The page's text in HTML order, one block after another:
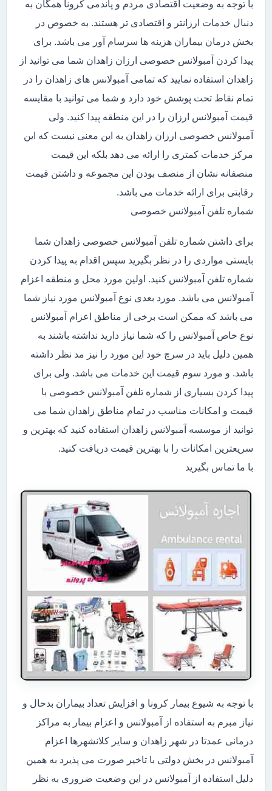
با توجه به وضعیت اقتصادی مردم و پاندمی کرونا همگان به
دنبال خدمات ارزانتر و اقتصادی تر هستند. به خصوص در
بخش درمان بیماران هزینه ها سرسام آور می باشد. برای
پیدا کردن آمبولانس خصوصی ارزان زاهدان شما می توانید از
زاهدان استفاده نمایید که تمامی آمبولانس های زاهدان را در
تمام نقاط تحت پوشش خود دارد و شما می توانید با مقایسه
قیمت آمبولانس ارزان را در این منطقه پیدا کنید. ولی
آمبولانس خصوصی ارزان زاهدان به این معنی نیست که این
مرکز خدمات کمتری را ارائه می دهد بلکه این قیمت
منصفانه نشان از منصف بودن این مجموعه و داشتن قیمت
رقابتی برای ارائه خدمات می باشد.
شماره تلفن آمبولانس خصوصی
برای داشتن شماره تلفن آمبولانس خصوصی زاهدان شما
بایستی مواردی را در نظر بگیرید سپس اقدام به پیدا کردن
شماره تلفن آمبولانس کنید. اولین مورد محل و منطقه اعزام
آمبولانس می باشد. مورد بعدی نوع آمبولانس مورد نیاز شما
می باشد که ممکن است برخی از مناطق اعزام آمبولانس
نوع خاص آمبولانس را که شما نیاز دارید نداشته باشند به
همین دلیل باید در سرچ خود این مورد را نیز مد نظر داشته
باشد. و مورد سوم قیمت این خدمات می باشد. ولی برای
پیدا کردن بسیاری از شماره تلفن آمبولانس خصوصی با
قیمت و امکانات مناسب در تمام مناطق زاهدان شما می
توانید از موسسه آمبولانس زاهدان استفاده کنید که بهترین و
سریعترین امکانات را با بهترین قیمت دریافت کنید.
با ما تماس بگیرید
با توجه به شیوع بیمار کرونا و افزایش تعداد بیماران بدحال و
نیاز مبرم به استفاده از آمبولانس و اعزام بیمار به مراکز
درمانی عمدتا در شهر زاهدان و سایر کلانشهرها اعزام
آمبولانس در بخش دولتی با تاخیر صورت می پذیرد به همین
دلیل استفاده از آمبولانس در این وضعیت ضروری به نظر